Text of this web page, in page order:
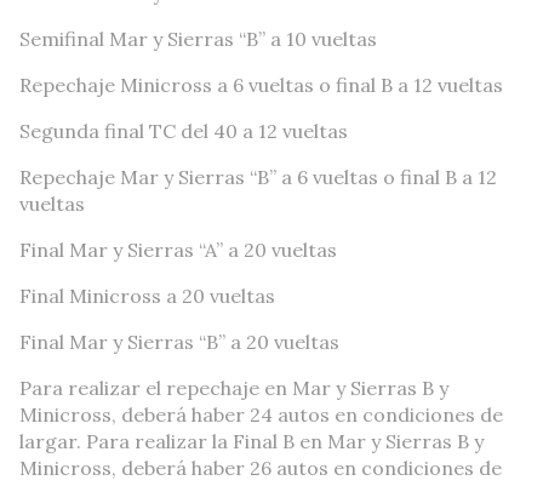
Semifinal Mar y Sierras “B” a 10 vueltas
Repechaje Minicross a 6 vueltas o final B a 12 vueltas
Segunda final TC del 40 a 12 vueltas
Repechaje Mar y Sierras “B” a 6 vueltas o final B a 12
vueltas
Final Mar y Sierras “A” a 20 vueltas
Final Minicross a 20 vueltas
Final Mar y Sierras “B” a 20 vueltas
Para realizar el repechaje en Mar y Sierras B y
Minicross, deberá haber 24 autos en condiciones de
largar. Para realizar la Final B en Mar y Sierras B y
Minicross, deberá haber 26 autos en condiciones de